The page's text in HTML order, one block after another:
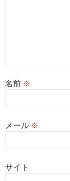
名前 ※
メール ※
サイト